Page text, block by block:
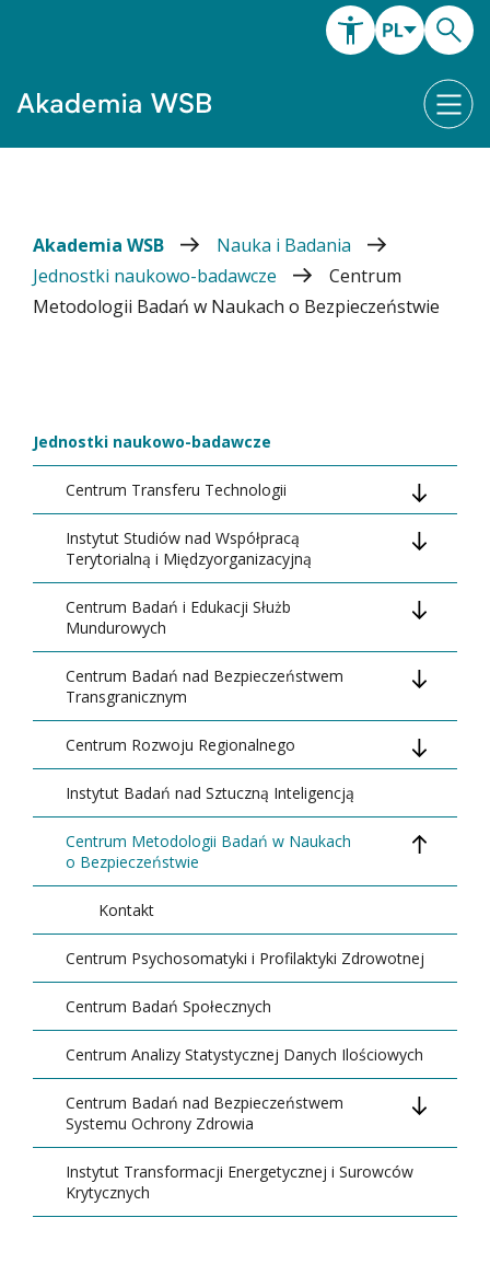
Akademia WSB
Nauka i Badania
Jednostki naukowo-badawcze
Centrum
Metodologii Badań w Naukach o Bezpieczeństwie
Jednostki naukowo-badawcze
Centrum Transferu Technologii
Kontakt
Projekty
Instytut Studiów nad Współpracą
Terytorialną i Międzyorganizacyjną
Kontakt
Centrum Badań i Edukacji Służb
Mundurowych
Kontakt
Centrum Badań nad Bezpieczeństwem
Transgranicznym
Misja, cele i zadania Centrum
Aktualności
Rada Konsultacyjna
Nadchodzące wydarzenia
Polecane opracowania naukowe
Kontakt
Centrum Rozwoju Regionalnego
Kontakt
Instytut Badań nad Sztuczną Inteligencją
Centrum Metodologii Badań w Naukach
o Bezpieczeństwie
Kontakt
Centrum Psychosomatyki i Profilaktyki Zdrowotnej
Centrum Badań Społecznych
Centrum Analizy Statystycznej Danych Ilościowych
Centrum Badań nad Bezpieczeństwem
Systemu Ochrony Zdrowia
Kierownictwo
Rada Naukowa i Programowa
Instytut Transformacji Energetycznej i Surowców
Krytycznych